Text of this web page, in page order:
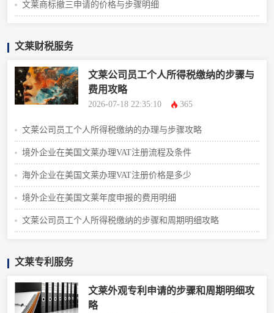
文莱商标撤三申请的价格与步骤明细
文莱财税服务
文莱公司员工个人所得税缴纳的步骤与
费用攻略
2026-07-18 22:35:10 365
文莱公司员工个人所得税缴纳的办理与步骤攻略
境外企业在美国文莱办理VAT注册流程及条件
海外企业在美国文莱办理VAT注册价格是多少
境外企业在美国文莱年度申报的费用明细
文莱公司员工个人所得税缴纳的步骤和周期明细攻略
文莱专利服务
文莱外观专利申请的步骤和周期明细攻
略